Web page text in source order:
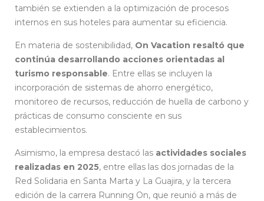
también se extienden a la optimización de procesos
internos en sus hoteles para aumentar su eficiencia.
En materia de sostenibilidad, On Vacation resaltó que
continúa desarrollando acciones orientadas al
turismo responsable. Entre ellas se incluyen la
incorporación de sistemas de ahorro energético,
monitoreo de recursos, reducción de huella de carbono y
prácticas de consumo consciente en sus
establecimientos.
Asimismo, la empresa destacó las actividades sociales
realizadas en 2025, entre ellas las dos jornadas de la
Red Solidaria en Santa Marta y La Guajira, y la tercera
edición de la carrera Running On, que reunió a más de